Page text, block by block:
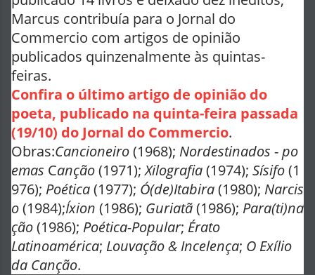
Marcus contribuía para o Jornal do
Commercio com artigos de opinião
publicados quinzenalmente às quintas-
feiras.
Confira o último artigo de opinião do
poeta, publicado na quinta-feira passada
(19/10) do Jornal do Commercio.
Obras:Cancioneiro(1968); Nordestinados -po
emas Canção(1971);Xilografia(1974); Sísifo(1
976); Poética(1977); Ó(de)Itabira(1980); Narcis
o(1984);Íxion (1986); Guriatã(1986); Para(ti)na
ção(1986); Poética-Popular; Érato
Latinoamérica; Louvação & Incelença; O Exílio
da Canção.